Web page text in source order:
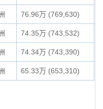
76.96万 (769,630)
74.35万 (743,532)
74.34万 (743,390)
65.33万 (653,310)